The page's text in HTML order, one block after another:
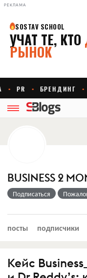
РЕКЛАМА
BUSINESS 2
Подписаться
посты подписчики
Кейс